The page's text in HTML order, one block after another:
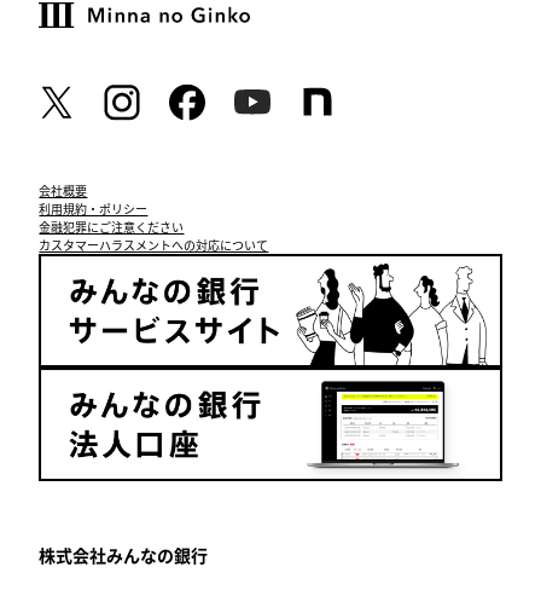
会社概要
利用規約・ポリシー
金融犯罪にご注意ください
カスタマーハラスメントへの対応について
株式会社みんなの銀行